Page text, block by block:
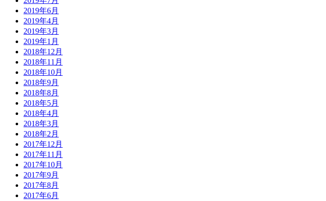
2019年6月
2019年4月
2019年3月
2019年1月
2018年12月
2018年11月
2018年10月
2018年9月
2018年8月
2018年5月
2018年4月
2018年3月
2018年2月
2017年12月
2017年11月
2017年10月
2017年9月
2017年8月
2017年6月